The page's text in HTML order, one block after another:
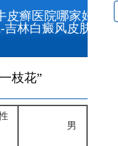
癣医院哪家好_长
林白癜风皮肤病
枝花”
男